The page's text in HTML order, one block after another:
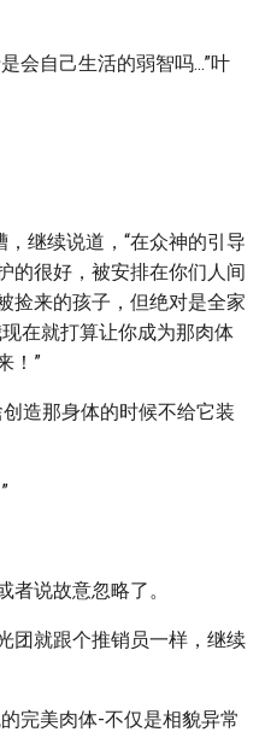
会自己生活的弱智吗...”叶
继续说道，“在众神的引导
的很好，被安排在你们人间
捡来的孩子，但绝对是全家
在就打算让你成为那肉体
！”
创造那身体的时候不给它装
者说故意忽略了。
团就跟个推销员一样，继续
完美肉体-不仅是相貌异常